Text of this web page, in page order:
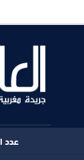
عدد